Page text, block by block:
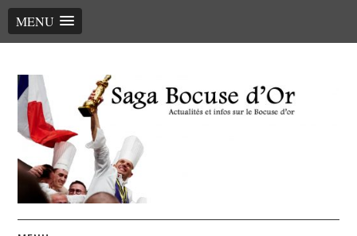
MENU